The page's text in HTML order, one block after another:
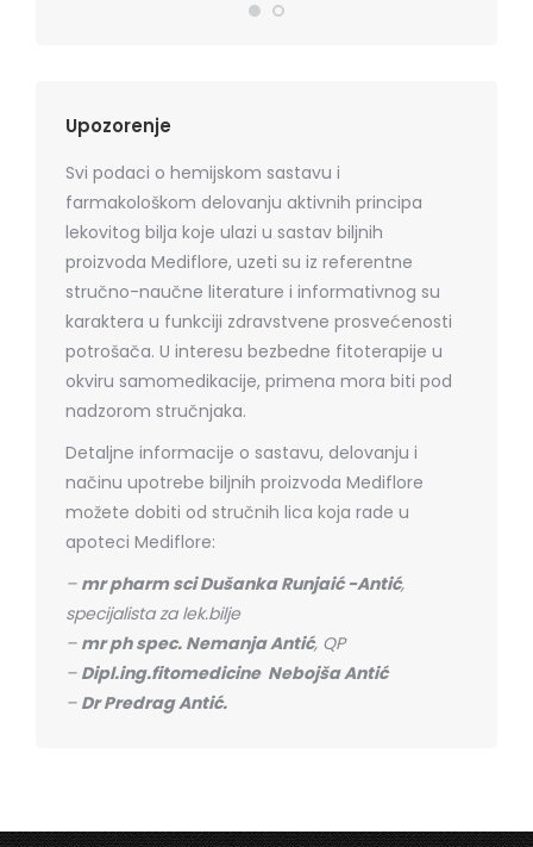
Upozorenje
Svi podaci o hemijskom sastavu i
farmakološkom delovanju aktivnih principa
lekovitog bilja koje ulazi u sastav biljnih
proizvoda Mediflore, uzeti su iz referentne
stručno-naučne literature i informativnog su
karaktera u funkciji zdravstvene prosvećenosti
potrošača. U interesu bezbedne fitoterapije u
okviru samomedikacije, primena mora biti pod
nadzorom stručnjaka.
Detaljne informacije o sastavu, delovanju i
načinu upotrebe biljnih proizvoda Mediflore
možete dobiti od stručnih lica koja rade u
apoteci Mediflore:
– mr pharm sci Dušanka Runjaić -Antić,
specijalista za lek.bilje
– mr ph spec. Nemanja Antić, QP
– Dipl.ing.fitomedicine Nebojša Antić
– Dr Predrag Antić.